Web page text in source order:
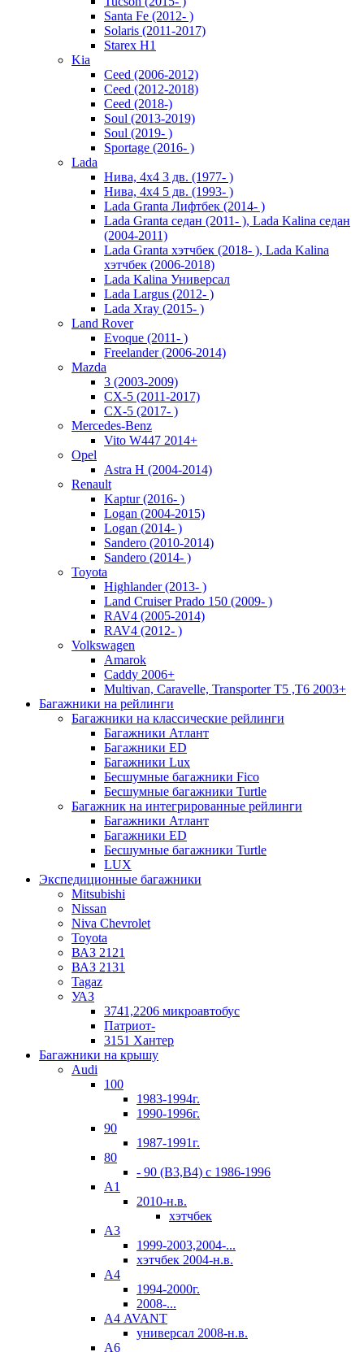
Santa Fe (2012- )
Solaris (2011-2017)
Starex H1
Kia
Ceed (2006-2012)
Ceed (2012-2018)
Ceed (2018-)
Soul (2013-2019)
Soul (2019- )
Sportage (2016- )
Lada
Нива, 4х4 3 дв. (1977- )
Нива, 4х4 5 дв. (1993- )
Lada Granta Лифтбек (2014- )
Lada Granta седан (2011- ), Lada Kalina седан
(2004-2011)
Lada Granta хэтчбек (2018- ), Lada Kalina
хэтчбек (2006-2018)
Lada Kalina Универсал
Lada Largus (2012- )
Lada Xray (2015- )
Land Rover
Evoque (2011- )
Freelander (2006-2014)
Mazda
3 (2003-2009)
CX-5 (2011-2017)
CX-5 (2017- )
Mercedes-Benz
Vito W447 2014+
Opel
Astra H (2004-2014)
Renault
Kaptur (2016- )
Logan (2004-2015)
Logan (2014- )
Sandero (2010-2014)
Sandero (2014- )
Toyota
Highlander (2013- )
Land Cruiser Prado 150 (2009- )
RAV4 (2005-2014)
RAV4 (2012- )
Volkswagen
Amarok
Caddy 2006+
Multivan, Caravelle, Transporter T5 ,T6 2003+
Багажники на рейлинги
Багажники на классические рейлинги
Багажники Атлант
Багажники ЕD
Багажники Lux
Бесшумные багажники Fico
Бесшумные багажники Turtle
Багажник на интегрированные рейлинги
Багажники Атлант
Багажники ЕD
Бесшумные багажники Turtle
LUX
Экспедиционные багажники
Mitsubishi
Nissan
Niva Chevrolet
Toyota
ВАЗ 2121
ВАЗ 2131
Tagaz
УАЗ
3741,2206 микроавтобус
Патриот-
3151 Хантер
Багажники на крышу
Audi
100
1983-1994г.
1990-1996г.
90
1987-1991г.
80
- 90 (B3,B4) c 1986-1996
А1
2010-н.в.
хэтчбек
А3
1999-2003,2004-...
хэтчбек 2004-н.в.
А4
1994-2000г.
2008-...
А4 AVANT
универсал 2008-н.в.
А6